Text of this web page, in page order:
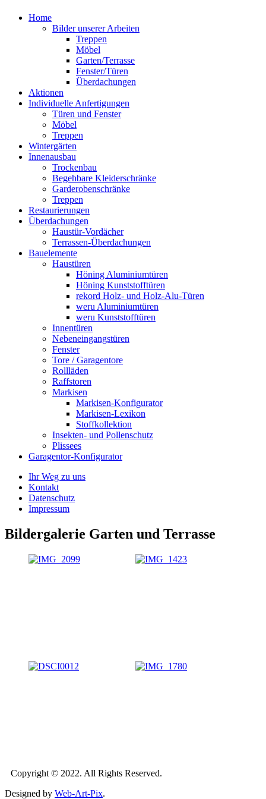
Home
Bilder unserer Arbeiten
Treppen
Möbel
Garten/Terrasse
Fenster/Türen
Überdachungen
Aktionen
Individuelle Anfertigungen
Türen und Fenster
Möbel
Treppen
Wintergärten
Innenausbau
Trockenbau
Begehbare Kleiderschränke
Garderobenschränke
Treppen
Restaurierungen
Überdachungen
Haustür-Vordächer
Terrassen-Überdachungen
Bauelemente
Haustüren
Höning Aluminiumtüren
Höning Kunststofftüren
rekord Holz- und Holz-Alu-Türen
weru Aluminiumtüren
weru Kunststofftüren
Innentüren
Nebeneingangstüren
Fenster
Tore / Garagentore
Rollläden
Raffstoren
Markisen
Markisen-Konfigurator
Markisen-Lexikon
Stoffkollektion
Insekten- und Pollenschutz
Plissees
Garagentor-Konfigurator
Ihr Weg zu uns
Kontakt
Datenschutz
Impressum
Bildergalerie Garten und Terrasse
Copyright © 2022. All Rights Reserved.
Designed by Web-Art-Pix.